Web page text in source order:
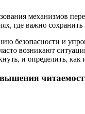
механизмов
где важно
безопасности и
возникают
и определить,